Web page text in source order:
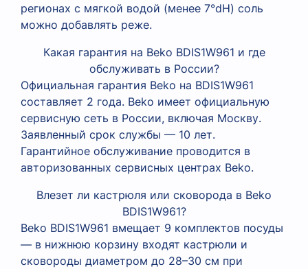
регионах с мягкой водой (менее 7°dH) соль
можно добавлять реже.
Какая гарантия на Beko BDIS1W961 и где
обслуживать в России?
Официальная гарантия Beko на BDIS1W961
составляет 2 года. Beko имеет официальную
сервисную сеть в России, включая Москву.
Заявленный срок службы — 10 лет.
Гарантийное обслуживание проводится в
авторизованных сервисных центрах Beko.
Влезет ли кастрюля или сковорода в Beko
BDIS1W961?
Beko BDIS1W961 вмещает 9 комплектов посуды
— в нижнюю корзину входят кастрюли и
сковороды диаметром до 28–30 см при